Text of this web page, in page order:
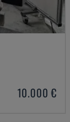
10.000 €